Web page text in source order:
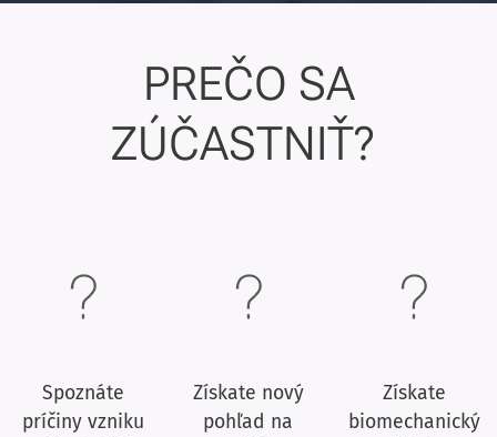
PREČO SA
ZÚČASTNIŤ?
Spoznáte
príčiny vzniku
Získate nový
pohľad na
Získate
biomechanický